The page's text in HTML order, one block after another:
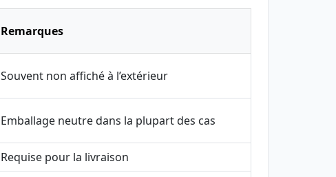
Remarques
Souvent non affiché à l’extérieur
Emballage neutre dans la plupart des cas
Requise pour la livraison